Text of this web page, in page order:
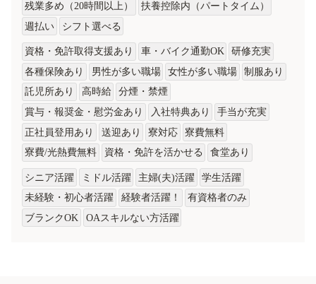
残業多め（20時間以上）
扶養控除内（パートタイム）
週払い
シフト選べる
資格・免許取得支援あり 車・バイク通勤OK
研修充実
各種保険あり
男性が多い職場 女性が多い職場
制服あり
託児所あり
高時給
分煙・禁煙
賞与・報奨金・慰労金あり
入社特典あり
手当が充実
正社員登用あり
送迎あり 寮対応
寮費無料
寮費/光熱費無料
資格・免許を活かせる 食堂あり
シニア活躍 ミドル活躍 主婦(夫)活躍
学生活躍
未経験・初心者活躍
経験者活躍！
有資格者のみ
ブランクOK
OAスキルない方活躍